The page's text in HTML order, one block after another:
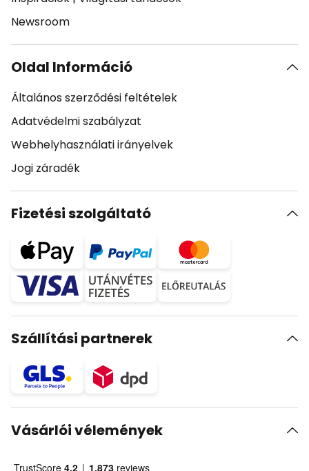
Newsroom
Oldal Információ
Általános szerződési feltételek
Adatvédelmi szabályzat
Webhelyhasználati irányelvek
Jogi záradék
Fizetési szolgáltató
Szállítási partnerek
Vásárlói vélemények